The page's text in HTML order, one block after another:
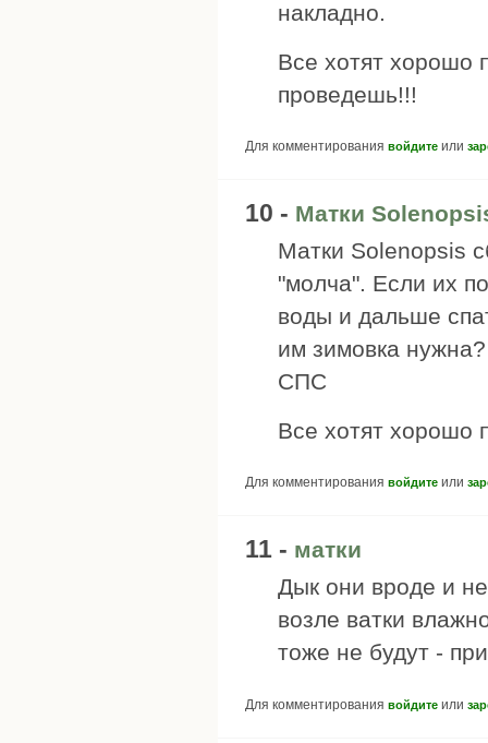
накладно.
Все хотят хорошо
проведешь!!!
Для комментирования войдите или
10 - Матки
Матки Solenopsis
"молча". Если их
воды и дальше
им зимовка
СПС
Все хотят хорошо
Для комментирования войдите или
11 - матки
Дык они вроде и
возле ватки
тоже не будут -
Для комментирования войдите или